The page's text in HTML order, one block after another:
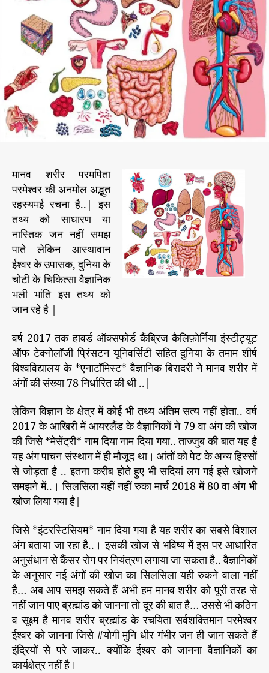
ज्ञा
नि
क
दं
ग
*
_
मानव शरीर परमपिता
परमेश्वर की अनमोल अद्भुत
रहस्यमई रचना है..| इस
तथ्य को साधारण या
नास्तिक जन नहीं समझ
पाते लेकिन आस्थावान
ईश्वर के उपासक, दुनिया के
चोटी के चिकित्सा वैज्ञानिक
भली भांति इस तथ्य को
जान रहे है |
वर्ष 2017 तक हावर्ड ऑक्सफोर्ड कैंब्रिज कैलिफ़ोर्निया इंस्टीट्यूट
ऑफ टेक्नोलॉजी प्रिंसटन यूनिवर्सिटी सहित दुनिया के तमाम शीर्ष
विश्वविद्यालय के *एनाटॉमिस्ट* वैज्ञानिक बिरादरी ने मानव शरीर में
अंगों की संख्या 78 निर्धारित की थी ..|
लेकिन विज्ञान के क्षेत्र में कोई भी तथ्य अंतिम सत्य नहीं होता.. वर्ष
2017 के आखिरी में आयरलैंड के वैज्ञानिकों ने 79 वा अंग की खोज
की जिसे *मेसेंट्री* नाम दिया नाम दिया गया.. ताज्जुब की बात यह है
यह अंग पाचन संस्थान में ही मौजूद था। आंतों को पेट के अन्य हिस्सों
से जोड़ता है .. इतना करीब होते हुए भी सदियां लग गई इसे खोजने
समझने में..। सिलसिला यहीं नहीं रुका मार्च 2018 में 80 वा अंग भी
खोज लिया गया है|
जिसे *इंटरस्टिसियम* नाम दिया गया है यह शरीर का सबसे विशाल
अंग बताया जा रहा है..। इसकी खोज से भविष्य में इस पर आधारित
अनुसंधान से कैंसर रोग पर नियंत्रण लगाया जा सकता है.. वैज्ञानिकों
के अनुसार नई अंगों की खोज का सिलसिला यही रुकने वाला नहीं
है… अब आप समझ सकते हैं अभी हम मानव शरीर को पूरी तरह से
नहीं जान पाए ब्रह्मांड को जानना तो दूर की बात है… उससे भी कठिन
व सूक्ष्म है मानव शरीर ब्रह्मांड के रचयिता सर्वशक्तिमान परमेश्वर
ईश्वर को जानना जिसे #योगी मुनि धीर गंभीर जन ही जान सकते हैं
इंद्रियों से परे जाकर.. क्योंकि ईश्वर को जानना वैज्ञानिकों का
कार्यक्षेत्र नहीं है।